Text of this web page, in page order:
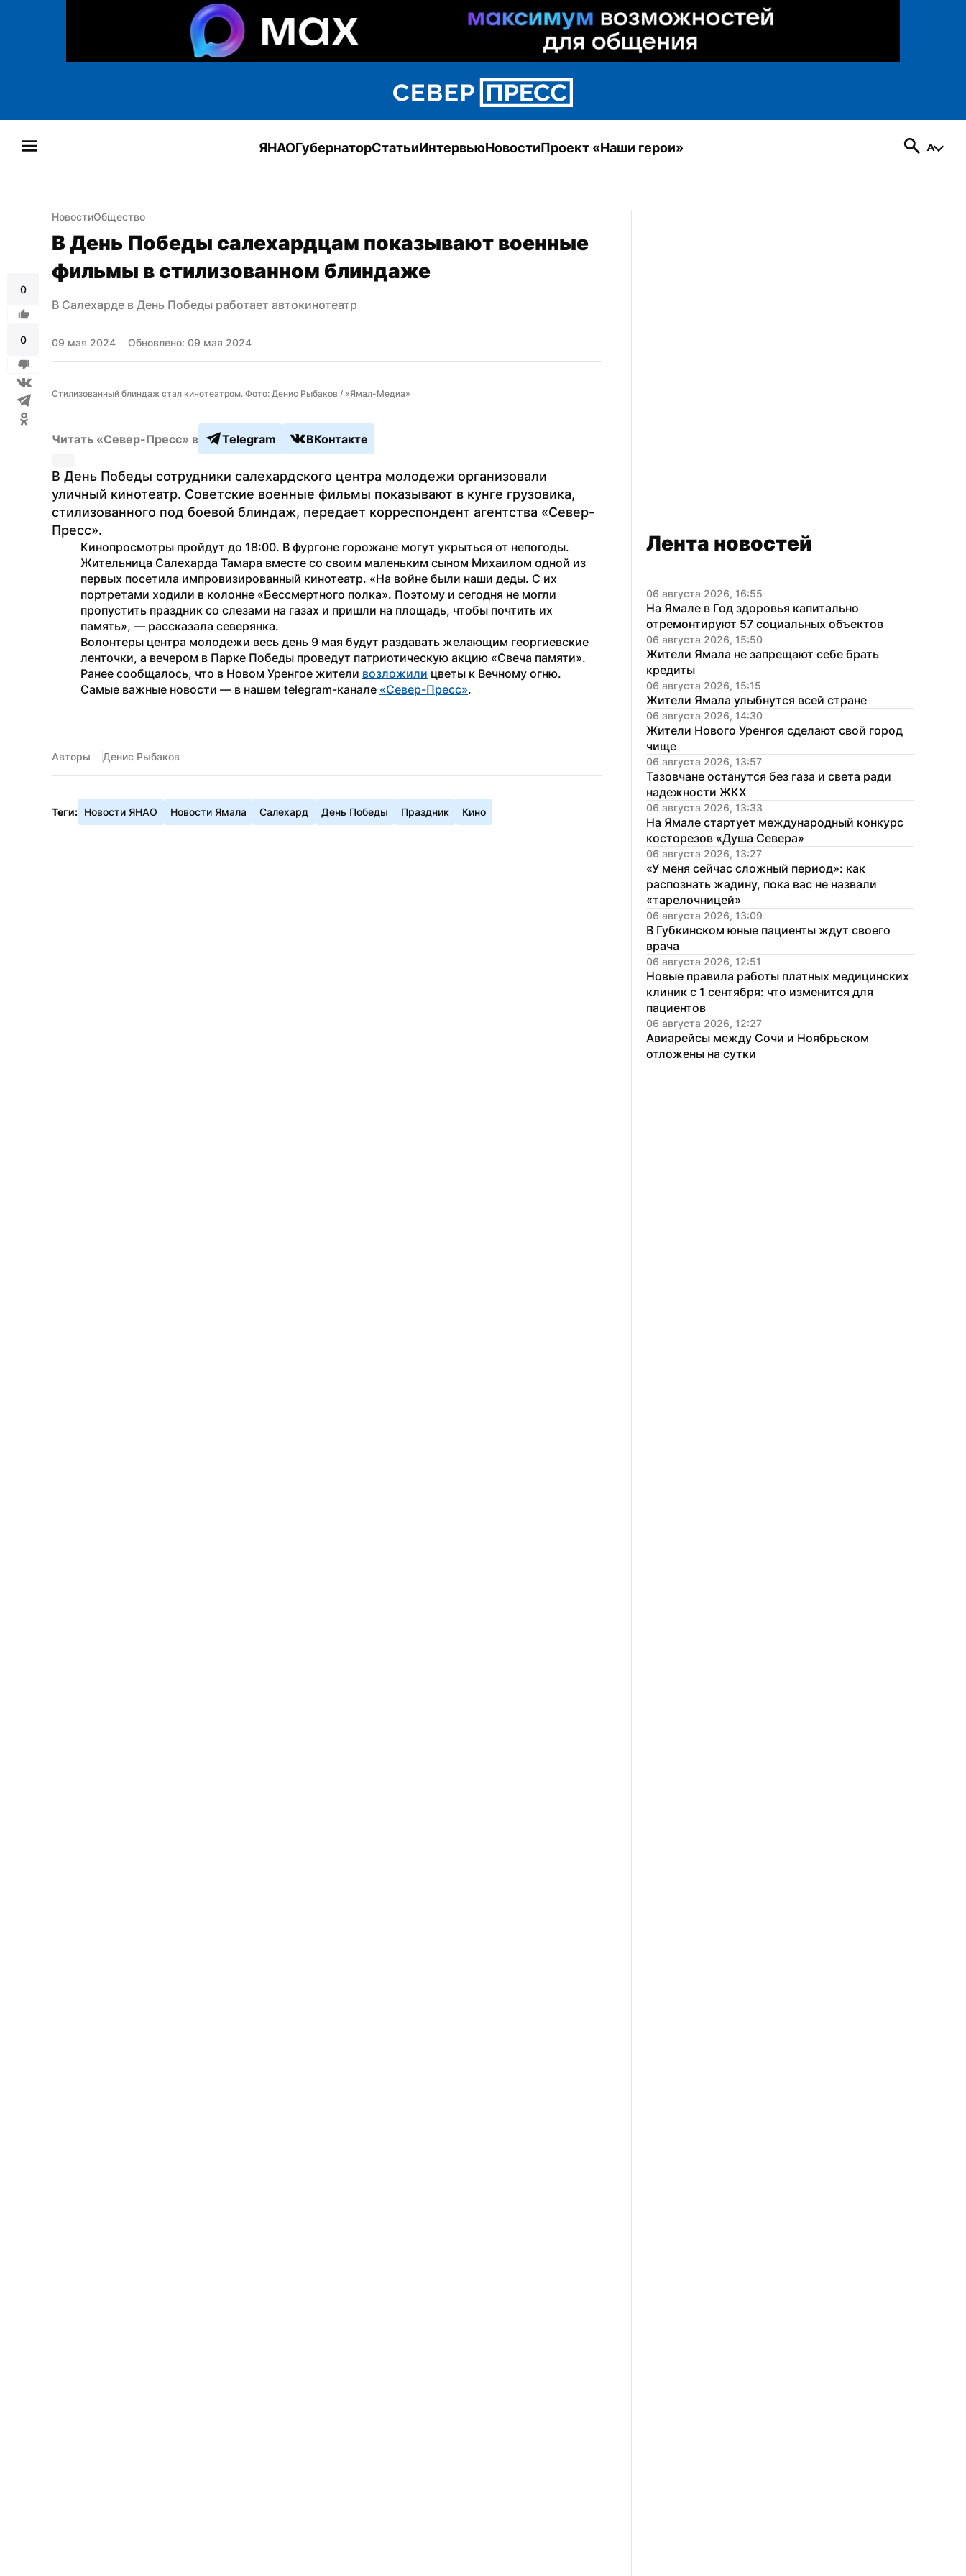
ЯНАОГубернаторСтатьиИнтервьюНовостиПроект «Наши герои»
0
0
НовостиОбщество
В День Победы салехардцам показывают военные
фильмы в стилизованном блиндаже
В Салехарде в День Победы работает автокинотеатр
09 мая 2024 Обновлено: 09 мая 2024
Стилизованный блиндаж стал кинотеатром. Фото: Денис Рыбаков / «Ямал-Медиа»
Читать «Север-Пресс» в Telegram ВКонтакте
В День Победы сотрудники салехардского центра молодежи организовали
уличный кинотеатр. Советские военные фильмы показывают в кунге грузовика,
стилизованного под боевой блиндаж, передает корреспондент агентства «Север-
Пресс».
Кинопросмотры пройдут до 18:00. В фургоне горожане могут укрыться от непогоды.
Жительница Салехарда Тамара вместе со своим маленьким сыном Михаилом одной из
первых посетила импровизированный кинотеатр. «На войне были наши деды. С их
портретами ходили в колонне «Бессмертного полка». Поэтому и сегодня не могли
пропустить праздник со слезами на газах и пришли на площадь, чтобы почтить их
память», — рассказала северянка.
Волонтеры центра молодежи весь день 9 мая будут раздавать желающим георгиевские
ленточки, а вечером в Парке Победы проведут патриотическую акцию «Свеча памяти».
Ранее сообщалось, что в Новом Уренгое жители возложили цветы к Вечному огню.
Самые важные новости — в нашем telegram-канале «Север-Пресс».
Авторы Денис Рыбаков
Теги: Новости ЯНАО Новости Ямала Салехард День Победы Праздник Кино
Лента новостей
06 августа 2026, 16:55
На Ямале в Год здоровья капитально
отремонтируют 57 социальных объектов
06 августа 2026, 15:50
Жители Ямала не запрещают себе брать
кредиты
06 августа 2026, 15:15
Жители Ямала улыбнутся всей стране
06 августа 2026, 14:30
Жители Нового Уренгоя сделают свой город
чище
06 августа 2026, 13:57
Тазовчане останутся без газа и света ради
надежности ЖКХ
06 августа 2026, 13:33
На Ямале стартует международный конкурс
косторезов «Душа Севера»
06 августа 2026, 13:27
«У меня сейчас сложный период»: как
распознать жадину, пока вас не назвали
«тарелочницей»
06 августа 2026, 13:09
В Губкинском юные пациенты ждут своего
врача
06 августа 2026, 12:51
Новые правила работы платных медицинских
клиник с 1 сентября: что изменится для
пациентов
06 августа 2026, 12:27
Авиарейсы между Сочи и Ноябрьском
отложены на сутки